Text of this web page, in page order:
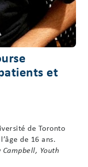
et
de Toronto
de 16 ans.
Youth